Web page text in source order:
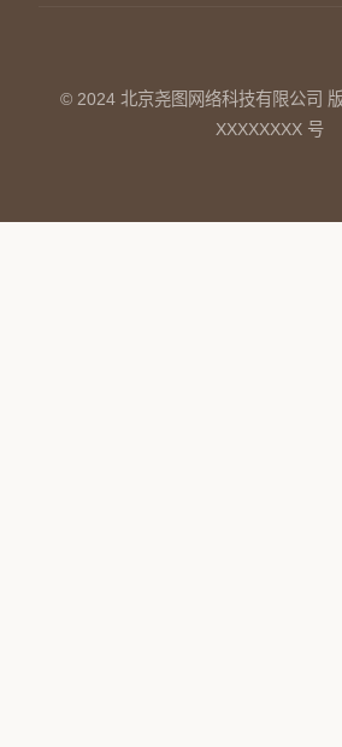
© 2024 北京尧图网络科技有限公司
XXXXXXXX 号